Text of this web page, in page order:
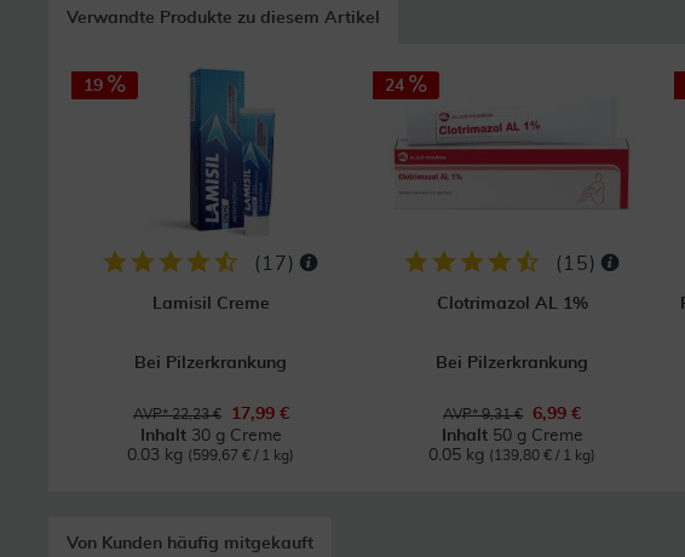
Verwandte Produkte zu diesem Artikel
19
( 17 )
Lamisil Creme
Bei Pilzerkrankung
AVP* 22,23 €
17,99 €
Inhalt 30 g Creme
0.03 kg (599,67 € / 1 kg)
24
( 15)
Clotrimazol AL 1%
Bei Pilzerkrankung
AVP* 9,31 €
6,99 €
Inhalt 50 g Creme
0.05 kg (139,80 € / 1 kg)
Von Kunden häufig mitgekauft